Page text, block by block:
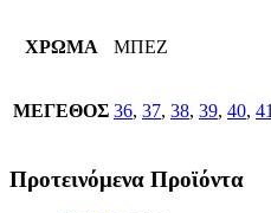
ΧΡΩΜΑ ΜΠΕΖ
ΜΕΓΕΘΟΣ 36, 37, 38, 39, 40, 41
Προτεινόμενα Προϊόντα